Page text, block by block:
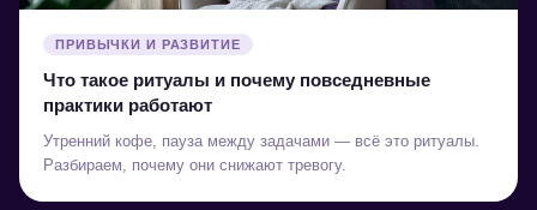
ПРИВЫЧКИ И РАЗВИТИЕ
Что такое ритуалы и почему повседневные
практики работают
Утренний кофе, пауза между задачами — всё это ритуалы.
Разбираем, почему они снижают тревогу.